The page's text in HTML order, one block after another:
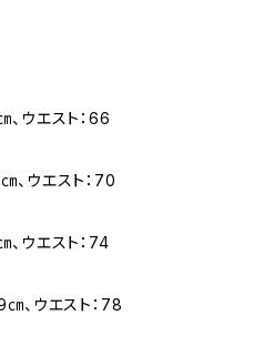
、ウエスト：66
、ウエスト：70
、ウエスト：74
㎝、ウエスト：78